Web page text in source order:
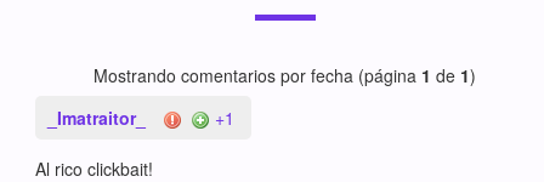
Mostrando comentarios por fecha (página 1 de 1)
_Imatraitor_
+1
Al rico clickbait!